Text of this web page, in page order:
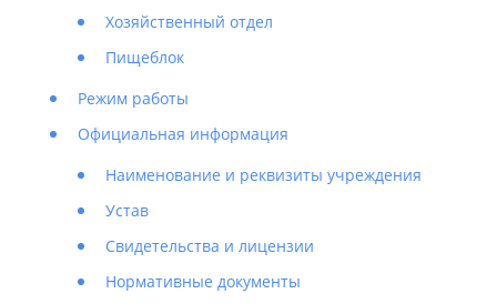
Хозяйственный отдел
Пищеблок
Режим работы
Официальная информация
Наименование и реквизиты учреждения
Устав
Свидетельства и лицензии
Нормативные документы